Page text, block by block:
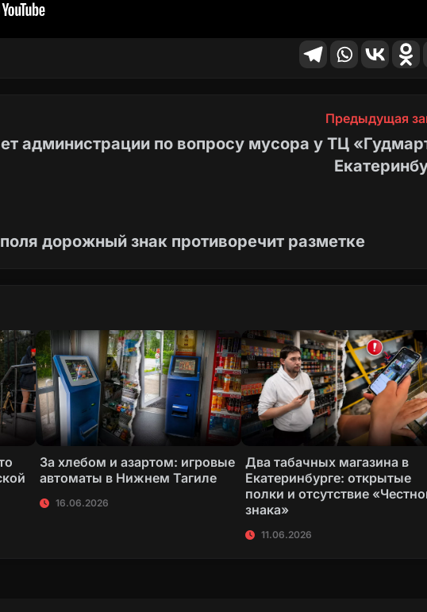
Предыдущая
администрации по вопросу мусора у ТЦ
дорожный знак противоречит разметке
За хлебом и азартом: игровые
автоматы в Нижнем Тагиле
16.06.2026
Два табачных магазина в
Екатеринбурге: открытые
полки и отсутствие
знака»
11.06.2026